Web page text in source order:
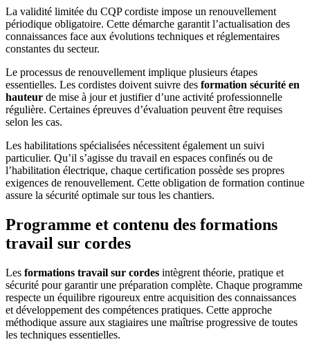
La validité limitée du CQP cordiste impose un renouvellement
périodique obligatoire. Cette démarche garantit l’actualisation des
connaissances face aux évolutions techniques et réglementaires
constantes du secteur.
Le processus de renouvellement implique plusieurs étapes
essentielles. Les cordistes doivent suivre des formation sécurité en
hauteur de mise à jour et justifier d’une activité professionnelle
régulière. Certaines épreuves d’évaluation peuvent être requises
selon les cas.
Les habilitations spécialisées nécessitent également un suivi
particulier. Qu’il s’agisse du travail en espaces confinés ou de
l’habilitation électrique, chaque certification possède ses propres
exigences de renouvellement. Cette obligation de formation continue
assure la sécurité optimale sur tous les chantiers.
Programme et contenu des formations
travail sur cordes
Les formations travail sur cordes intègrent théorie, pratique et
sécurité pour garantir une préparation complète. Chaque programme
respecte un équilibre rigoureux entre acquisition des connaissances
et développement des compétences pratiques. Cette approche
méthodique assure aux stagiaires une maîtrise progressive de toutes
les techniques essentielles.